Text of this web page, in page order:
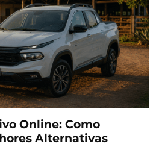
Online: Como
Alternativas